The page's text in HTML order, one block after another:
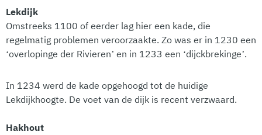
Lekdijk
Omstreeks 1100 of eerder lag hier een kade, die
regelmatig problemen veroorzaakte. Zo was er in 1230 een
‘overlopinge der Rivieren’ en in 1233 een ‘dijckbrekinge’.
In 1234 werd de kade opgehoogd tot de huidige
Lekdijkhoogte. De voet van de dijk is recent verzwaard.
Hakhout